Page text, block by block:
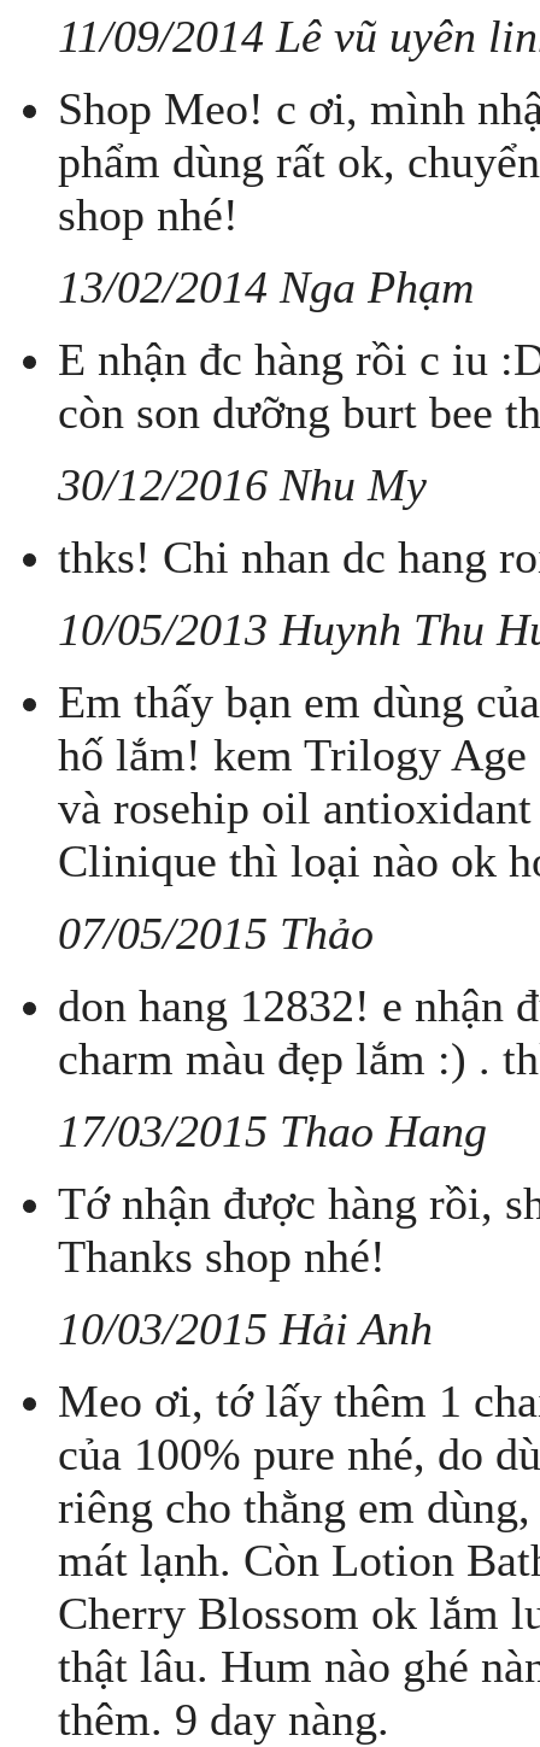
11/09/2014 Lê vũ uyên
Shop Meo! c ơi, mình
phẩm dùng rất ok,
shop nhé!
13/02/2014 Nga Phạm
E nhận đc hàng rồi c iu
còn son dưỡng burt bee
30/12/2016 Nhu My
thks! Chi nhan dc hang
10/05/2013 Huynh Thu
Em thấy bạn em dùng
hố lắm! kem Trilogy
và rosehip oil
Clinique thì loại nào ok
07/05/2015 Thảo
don hang 12832! e nhận
charm màu đẹp lắm :) .
17/03/2015 Thao Hang
Tớ nhận được hàng rồi,
Thanks shop nhé!
10/03/2015 Hải Anh
Meo ơi, tớ lấy thêm 1
của 100% pure nhé, do
riêng cho thằng em
mát lạnh. Còn Lotion
Cherry Blossom ok lắm
thật lâu. Hum nào ghé
thêm. 9 day nàng.